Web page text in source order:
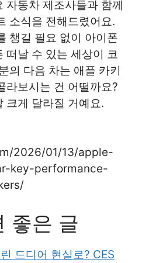
자동차 제조사들과 함께
소식을 전해드렸어요.
챙길 필요 없이 아이폰
떠날 수 있는 세상이 코
의 다음 차는 애플 카키
라보시는 건 어떨까요?
크게 달라질 거예요.
2026/01/13/apple-
key-performance-
좋은 글
드디어 현실로? CES